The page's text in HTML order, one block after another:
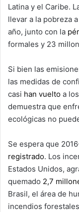
Latina y el Caribe.
llevar a la pobreza a
año, junto con la
formales y 23
Si bien las
las medidas de
casi han vuelto a
demuestra que
ecológicas no
Se espera que
registrado. Los
Estados Unidos,
quemado 2,7
Brasil, el área de
incendios